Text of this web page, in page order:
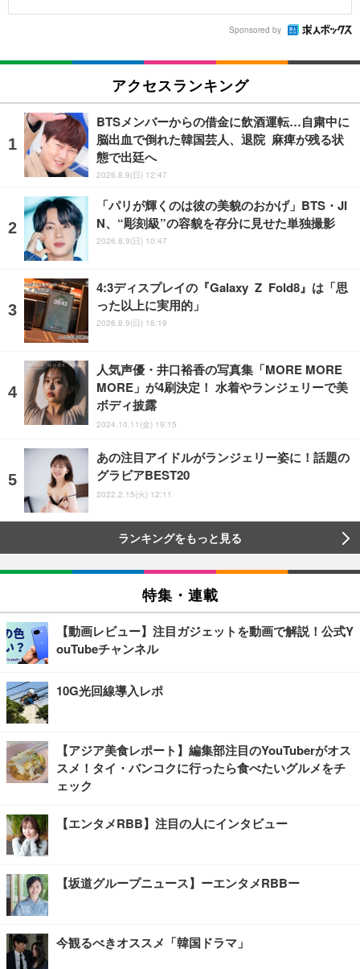
Sponsored by
アクセスランキング
BTSメンバーからの借金に飲酒運転…自粛中に
脳出血で倒れた韓国芸人、退院 麻痺が残る状
態で出廷へ
2026.8.9(日) 12:47
「パリが輝くのは彼の美貌のおかげ」BTS・JI
N、“彫刻級”の容貌を存分に見せた単独撮影
2026.8.9(日) 10:47
4:3ディスプレイの『Galaxy Z Fold8』は「思
った以上に実用的」
2026.8.9(日) 16:19
人気声優・井口裕香の写真集「MORE MORE
MORE」が4刷決定！ 水着やランジェリーで美
ボディ披露
2024.10.11(金) 19:15
あの注目アイドルがランジェリー姿に！話題の
グラビアBEST20
2022.2.15(火) 12:11
ランキングをもっと見る
特集・連載
【動画レビュー】注目ガジェットを動画で解説！公式Y
ouTubeチャンネル
10G光回線導入レポ
【アジア美食レポート】編集部注目のYouTuberがオス
スメ！タイ・バンコクに行ったら食べたいグルメをチ
ェック
【エンタメRBB】注目の人にインタビュー
【坂道グループニュース】ーエンタメRBBー
今観るべきオススメ「韓国ドラマ」